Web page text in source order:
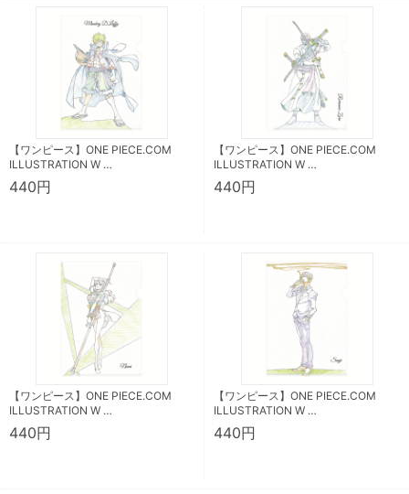
【ワンピース】ONE PIECE.COM
ILLUSTRATION W …
440円
【ワンピース】ONE PIECE.COM
ILLUSTRATION W …
440円
【ワンピース】ONE PIECE.COM
ILLUSTRATION W …
440円
【ワンピース】ONE PIECE.COM
ILLUSTRATION W …
440円